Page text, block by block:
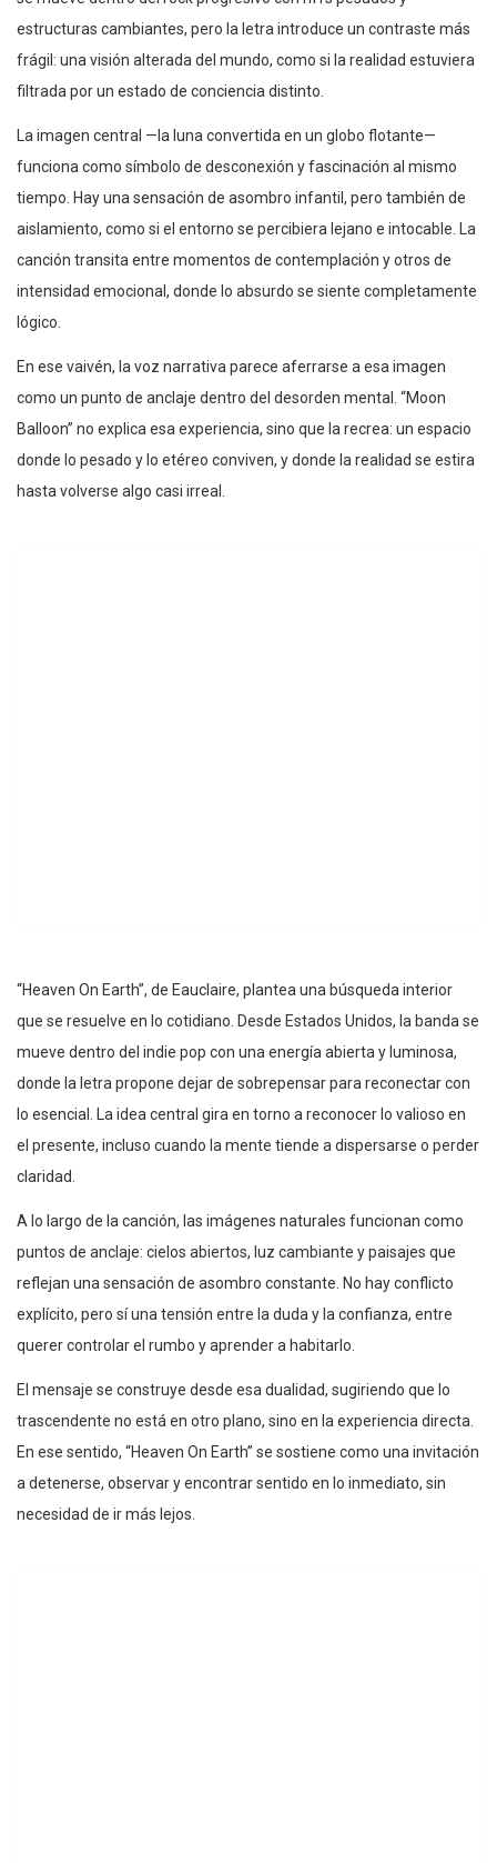
estructuras cambiantes, pero la letra introduce un contraste más
frágil: una visión alterada del mundo, como si la realidad estuviera
filtrada por un estado de conciencia distinto.
La imagen central —la luna convertida en un globo flotante—
funciona como símbolo de desconexión y fascinación al mismo
tiempo. Hay una sensación de asombro infantil, pero también de
aislamiento, como si el entorno se percibiera lejano e intocable. La
canción transita entre momentos de contemplación y otros de
intensidad emocional, donde lo absurdo se siente completamente
lógico.
En ese vaivén, la voz narrativa parece aferrarse a esa imagen
como un punto de anclaje dentro del desorden mental. “Moon
Balloon” no explica esa experiencia, sino que la recrea: un espacio
donde lo pesado y lo etéreo conviven, y donde la realidad se estira
hasta volverse algo casi irreal.
“Heaven On Earth”, de Eauclaire, plantea una búsqueda interior
que se resuelve en lo cotidiano. Desde Estados Unidos, la banda se
mueve dentro del indie pop con una energía abierta y luminosa,
donde la letra propone dejar de sobrepensar para reconectar con
lo esencial. La idea central gira en torno a reconocer lo valioso en
el presente, incluso cuando la mente tiende a dispersarse o perder
claridad.
A lo largo de la canción, las imágenes naturales funcionan como
puntos de anclaje: cielos abiertos, luz cambiante y paisajes que
reflejan una sensación de asombro constante. No hay conflicto
explícito, pero sí una tensión entre la duda y la confianza, entre
querer controlar el rumbo y aprender a habitarlo.
El mensaje se construye desde esa dualidad, sugiriendo que lo
trascendente no está en otro plano, sino en la experiencia directa.
En ese sentido, “Heaven On Earth” se sostiene como una invitación
a detenerse, observar y encontrar sentido en lo inmediato, sin
necesidad de ir más lejos.